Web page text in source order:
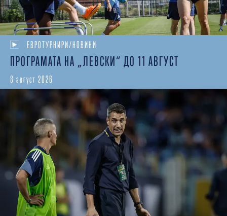
ЕВРОТУРНИРИ/НОВИНИ
ПРОГРАМАТА НА „ЛЕВСКИ“ ДО 11 АВГУСТ
8 август 2026